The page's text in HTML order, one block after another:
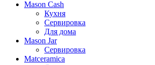
Mason Cash
Кухня
Сервировка
Для дома
Mason Jar
Сервировка
Matceramica